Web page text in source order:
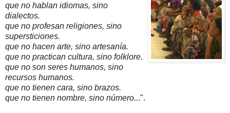
que no hablan idiomas, sino
dialectos.
que no profesan religiones, sino
supersticiones.
que no hacen arte, sino artesanía.
que no practican cultura, sino folklore.
que no son seres humanos, sino
recursos humanos.
que no tienen cara, sino brazos.
que no tienen nombre, sino número...".